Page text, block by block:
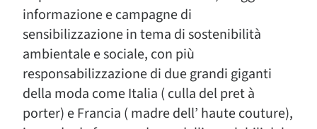
informazione e campagne di
sensibilizzazione in tema di sostenibilità
ambientale e sociale, con più
responsabilizzazione di due grandi giganti
della moda come Italia ( culla del pret à
porter) e Francia ( madre dell’ haute couture),